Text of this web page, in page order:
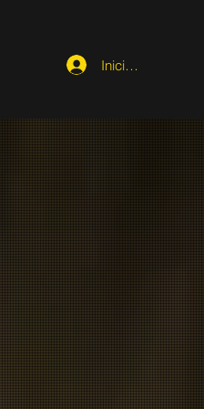
Iniciar sesión